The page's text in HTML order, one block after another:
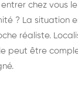
chez vous
? La situation
réaliste.
peut être